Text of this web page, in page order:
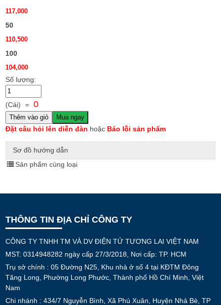
117,000
50
110,500
100
104,000
Số lượng:
(Cái) = 0
Thêm vào giỏ Mua ngay
Đặt câu hỏi lên diễn đàn hoặc Báo lỗi sản phẩm
Sơ đồ hướng dẫn
Sản phẩm cùng loại
THÔNG TIN ĐỊA CHỈ CÔNG TY
CÔNG TY TNHH TM VÀ DV ĐIỆN TỬ TƯƠNG LAI VIỆT NAM
MST: 0314948282 ngày cấp 27/3/2018, Nơi cấp: TP. HCM
Trụ sở chính : 05 Đường N25, Khu nhà ở số 4 tại KĐTM Đông
Tăng Long, Phường Long Phước, Thành phố Hồ Chí Minh, Việt
Nam
Chi nhánh : 434/7 Nguyễn Bình, Xã Phú Xuân, Huyện Nhà Bè, TP